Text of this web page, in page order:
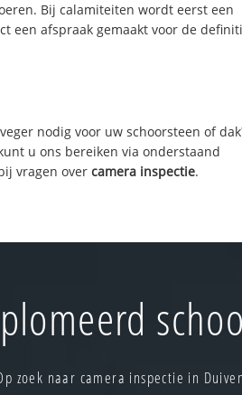
Bij calamiteiten wordt eerst een
een afspraak gemaakt voor de
nodig voor uw schoorsteen of
u ons bereiken via onderstaand
vragen overcamera inspectie.
zoek naar camera inspectie in